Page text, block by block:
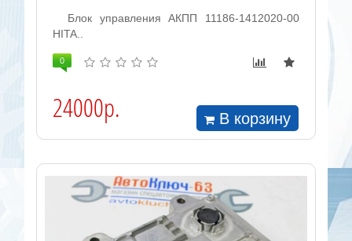
Блок управления АКПП 11186-1412020-00
HITA..
0
24000р. В корзину